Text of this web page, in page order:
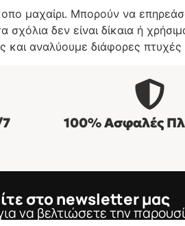
μαχαίρι. Μπορούν να
σχόλια δεν είναι δίκαια ή
και αναλύουμε διάφορες
100% Ασφαλές
στο newsletter μας
να βελτιώσετε την